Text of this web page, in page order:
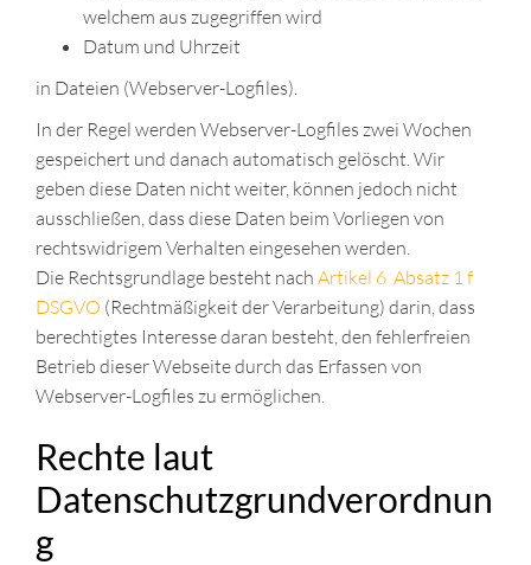
welchem aus zugegriffen wird
Datum und Uhrzeit
in Dateien (Webserver-Logfiles).
In der Regel werden Webserver-Logfiles zwei Wochen
gespeichert und danach automatisch gelöscht. Wir
geben diese Daten nicht weiter, können jedoch nicht
ausschließen, dass diese Daten beim Vorliegen von
rechtswidrigem Verhalten eingesehen werden.
Die Rechtsgrundlage besteht nach Artikel 6 Absatz 1 f
DSGVO (Rechtmäßigkeit der Verarbeitung) darin, dass
berechtigtes Interesse daran besteht, den fehlerfreien
Betrieb dieser Webseite durch das Erfassen von
Webserver-Logfiles zu ermöglichen.
Rechte laut
Datenschutzgrundverordnun
g